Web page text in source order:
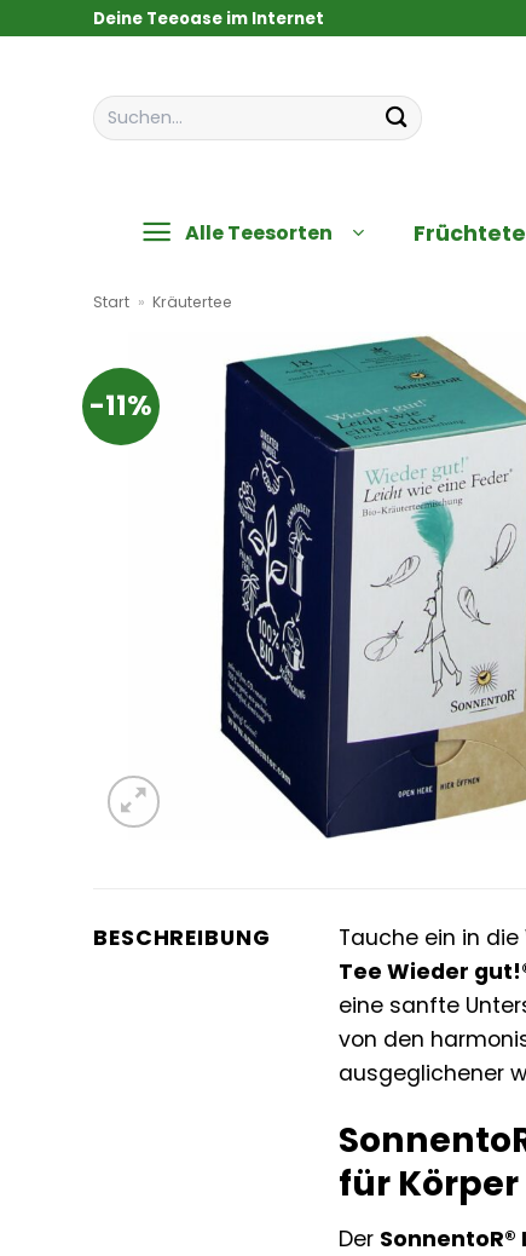
Deine Teeoase im Internet
Suchen
nach:
Alle Teesorten
Start » Kräutertee
-11%
BESCHREIBUNG Tauche ein in
Tee Wieder
eine sanfte
von den
ausgeglichener
für
Der SonnentoR®